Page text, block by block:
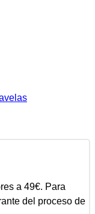
a 49€. Para
del proceso de